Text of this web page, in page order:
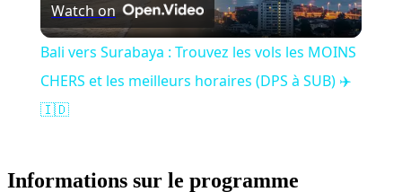
Video
Watch on
Bali vers Surabaya : Trouvez les vols les MOINS
CHERS et les meilleurs horaires (DPS à SUB) ✈️
🇮🇩
Informations sur le programme